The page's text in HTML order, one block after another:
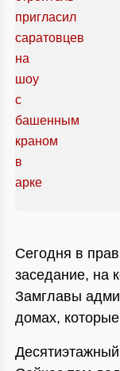
Сегодня в
заседание, на
Замглавы
домах,